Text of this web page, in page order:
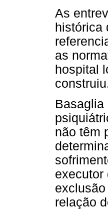
As
histórica
as
hospital
Basaglia
não têm
executor
relação